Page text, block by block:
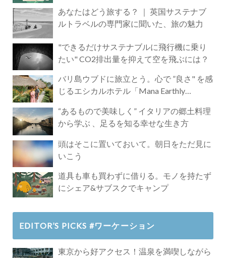
あなたはどう旅する？ ｜ 英国サステナブ
ルトラベルの専門家に聞いた、旅の魅力
"できるだけサステナブルに飛行機に乗り
たい" CO2排出量を抑えて空を飛ぶには？
バリ島ウブドに旅立とう。心で ”良さ" を感
じるエシカルホテル「Mana Earthly
“あるもので美味しく” イタリアの郷土料理
から学ぶ 、足るを知る幸せな生き方
頭はそこに置いておいて。朝日をただ見に
いこう
道具も車も買わずに借りる。モノを持たず
にシェア&サブスクでキャンプ
EDITOR’S PICKS #ワーケーション
東京から好アクセス！温泉を満喫しながら